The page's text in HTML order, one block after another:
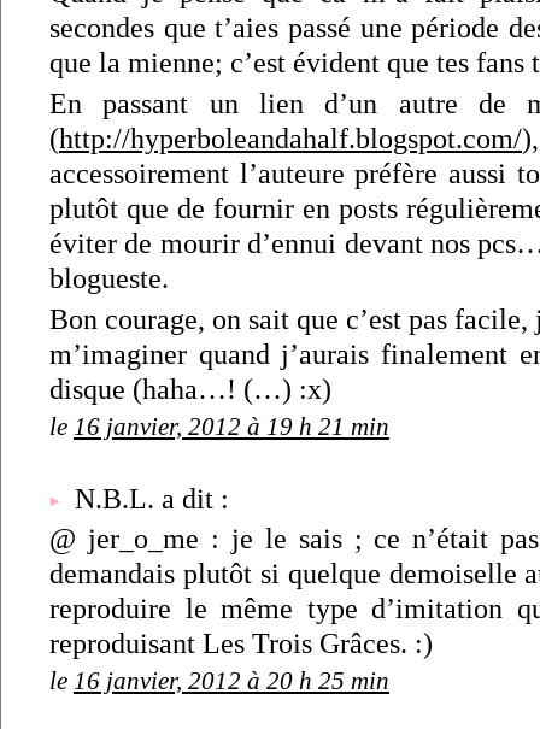
secondes que t’aies passé une période
que la mienne; c’est évident que tes
En passant un lien d’un autre de
(http://hyperboleandahalf.blogspot.com/
accessoirement l’auteure préfère aussi
plutôt que de fournir en posts
éviter de mourir d’ennui devant nos
blogueste.
Bon courage, on sait que c’est pas facile,
m’imaginer quand j’aurais finalement
disque (haha…! (…) :x)
le 16 janvier, 2012 à 19 h 21 min
N.B.L. a dit :
@ jer_o_me : je le sais ; ce n’était
demandais plutôt si quelque demoiselle
reproduire le même type d’imitation
reproduisant Les Trois Grâces. :)
le 16 janvier, 2012 à 20 h 25 min